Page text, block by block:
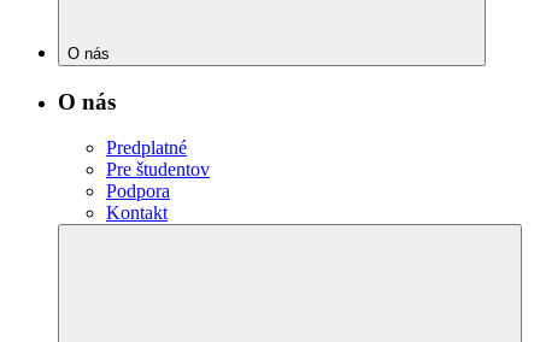
O nás
O nás
Predplatné
Pre študentov
Podpora
Kontakt